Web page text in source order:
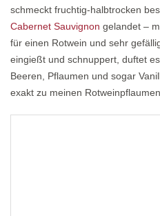
schmeckt fruchtig-halbtrocken
Cabernet Sauvignon gelandet –
für einen Rotwein und sehr
eingießt und schnuppert, duftet
Beeren, Pflaumen und sogar
exakt zu meinen